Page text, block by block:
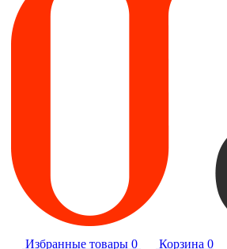
Избранные товары 0 Корзина 0